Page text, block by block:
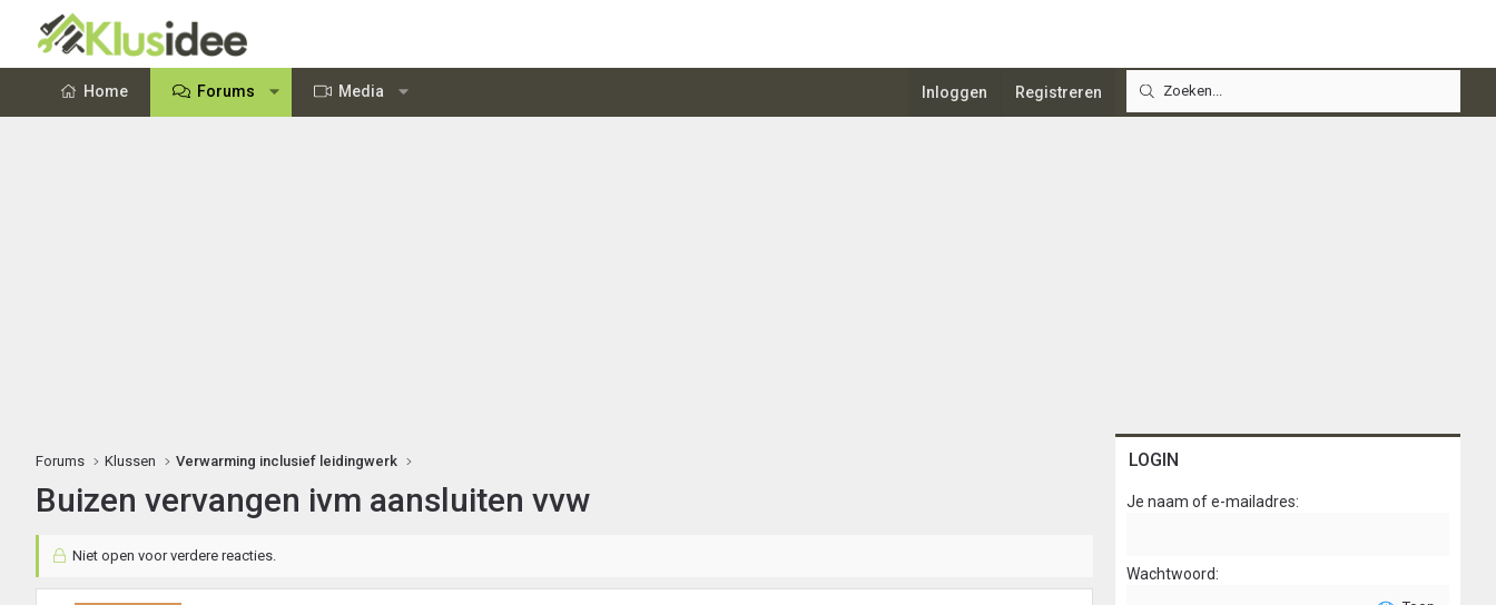
Home Forums Media Inloggen Registreren
Forums Klussen Verwarming inclusief leidingwerk
Buizen vervangen ivm aansluiten vvw
Niet open voor verdere reacties.
LOGIN
Je naam of e-mailadres
Wachtwoord